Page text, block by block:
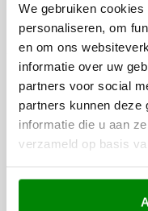
We gebruiken
personaliseren, om
en om ons
informatie over uw
partners voor social
partners kunnen deze
informatie die u aan
verzameld op basis
vanaf 1,27
001002037004006 +2
Speciale